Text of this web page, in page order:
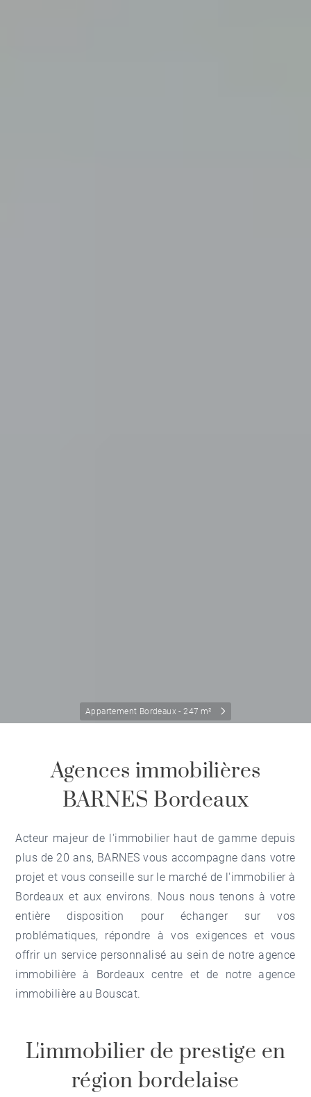
Appartement Bordeaux - 247 m²
Agences immobilières
BARNES Bordeaux
Acteur majeur de l'immobilier haut de gamme depuis
plus de 20 ans, BARNES vous accompagne dans votre
projet et vous conseille sur le marché de l'immobilier à
Bordeaux et aux environs. Nous nous tenons à votre
entière disposition pour échanger sur vos
problématiques, répondre à vos exigences et vous
offrir un service personnalisé au sein de notreagence
immobilière à Bordeaux centre et de notreagence
immobilière au Bouscat.
L'immobilier de prestige en
région bordelaise